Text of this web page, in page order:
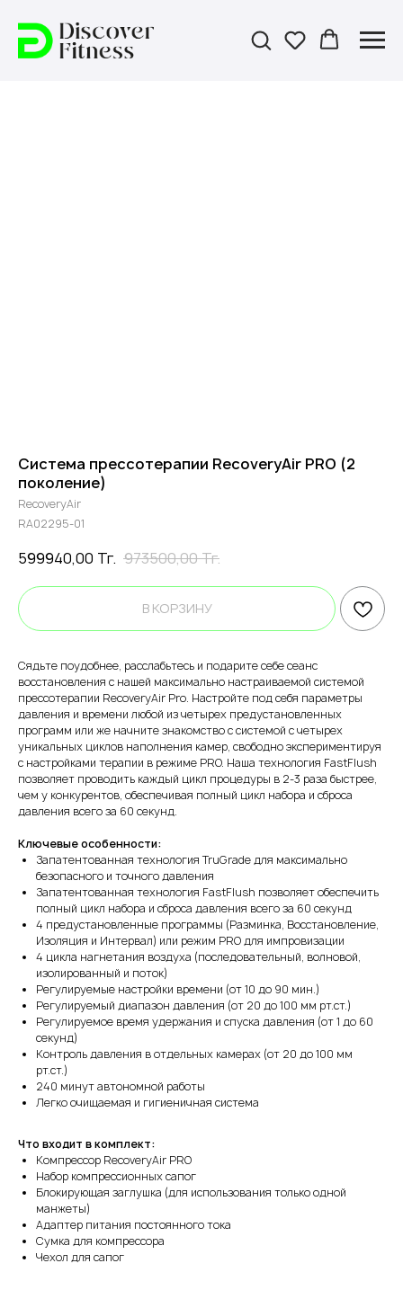
Система прессотерапии RecoveryAir PRO (2
поколение)
RecoveryAir
RA02295-01
599940,00 Тг. 973500,00Тг.
В КОРЗИНУ
Сядьте поудобнее, расслабьтесь и подарите себе сеанс
восстановления с нашей максимально настраиваемой системой
прессотерапии RecoveryAir Pro. Настройте под себя параметры
давления и времени любой из четырех предустановленных
программ или же начните знакомство с системой с четырех
уникальных циклов наполнения камер, свободно экспериментируя
с настройками терапии в режиме PRO. Наша технология FastFlush
позволяет проводить каждый цикл процедуры в 2-3 раза быстрее,
чем у конкурентов, обеспечивая полный цикл набора и сброса
давления всего за 60 секунд.
Ключевые особенности:
Запатентованная технология TruGrade для максимально
безопасного и точного давления
Запатентованная технология FastFlush позволяет обеспечить
полный цикл набора и сброса давления всего за 60 секунд
4 предустановленные программы (Разминка, Восстановление,
Изоляция и Интервал) или режим PRO для импровизации
4 цикла нагнетания воздуха (последовательный, волновой,
изолированный и поток)
Регулируемые настройки времени (от 10 до 90 мин.)
Регулируемый диапазон давления (от 20 до 100 мм рт.ст.)
Регулируемое время удержания и спуска давления (от 1 до 60
секунд)
Контроль давления в отдельных камерах (от 20 до 100 мм
рт.ст.)
240 минут автономной работы
Легко очищаемая и гигиеничная система
Что входит в комплект:
Компрессор RecoveryAir PRO
Набор компрессионных сапог
Блокирующая заглушка (для использования только одной
манжеты)
Адаптер питания постоянного тока
Сумка для компрессора
Чехол для сапог